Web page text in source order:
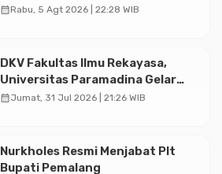
Temuan Diskusi Paramadina
calendar_monthRabu, 5 Agt 2026 | 22:28 WIB
DKV Fakultas Ilmu Rekayasa,
Universitas Paramadina Gelar
Diskusi Desain
calendar_monthJumat, 31 Jul 2026 | 21:26 WIB
Nurkholes Resmi Menjabat Plt
Bupati Pemalang